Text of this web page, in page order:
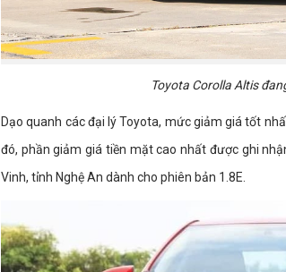
Toyota Corolla Altis
Dạo quanh các đại lý Toyota, mức giảm giá tốt
đó, phần giảm giá tiền mặt cao nhất được ghi
Vinh, tỉnh Nghệ An dành cho phiên bản 1.8E.